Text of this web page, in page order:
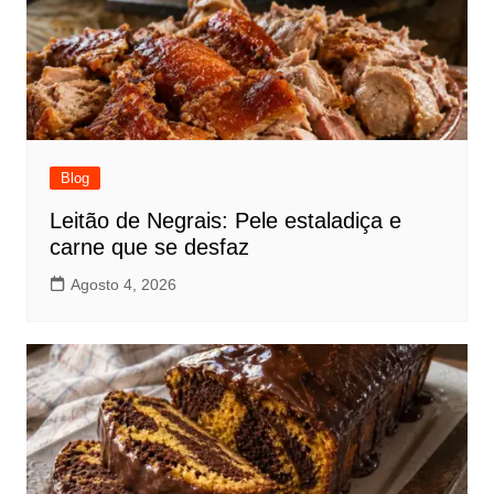
Blog
Leitão de Negrais: Pele estaladiça e
carne que se desfaz
Agosto 4, 2026